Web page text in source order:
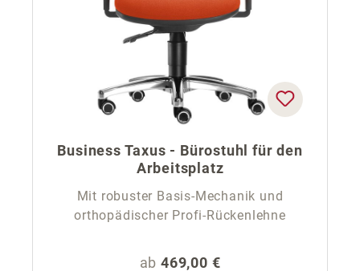
Business Taxus - Bürostuhl für den
Arbeitsplatz
Mit robuster Basis-Mechanik und
orthopädischer Profi-Rückenlehne
Regulärer Preis:
ab 469,00 €